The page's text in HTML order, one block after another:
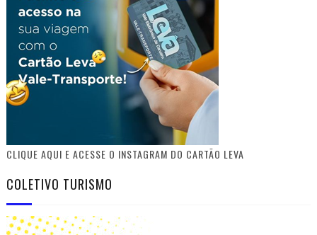
CLIQUE AQUI E ACESSE O INSTAGRAM DO CARTÃO LEVA
COLETIVO TURISMO